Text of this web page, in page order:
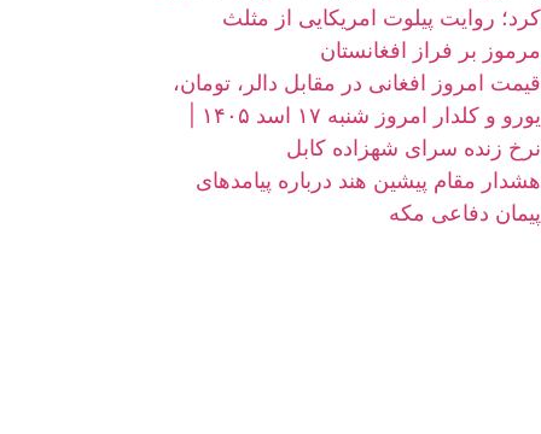
کرد؛ روایت پیلوت امریکایی از مثلث
مرموز بر فراز افغانستان
قیمت امروز افغانی در مقابل دالر، تومان،
نرخ زنده سرای شهزاده کابل
هشدار مقام پیشین هند درباره پیامدهای
پیمان دفاعی مکه